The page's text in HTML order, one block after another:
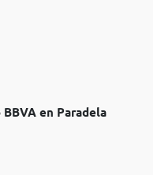
en Paradela